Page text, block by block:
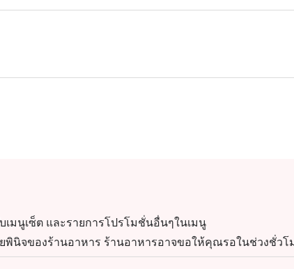
มนูเซ็ต และรายการโปรโมชั่นอื่นๆในเมนู
พินิจของร้านอาหาร ร้านอาหารอาจขอให้คุณรอในช่วงชั่วโ